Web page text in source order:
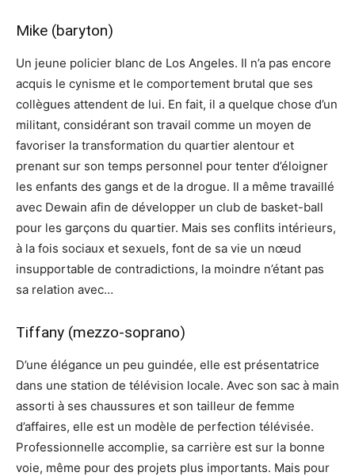
Mike (baryton)
Un jeune policier blanc de Los Angeles. Il n’a pas encore
acquis le cynisme et le comportement brutal que ses
collègues attendent de lui. En fait, il a quelque chose d’un
militant, considérant son travail comme un moyen de
favoriser la transformation du quartier alentour et
prenant sur son temps personnel pour tenter d’éloigner
les enfants des gangs et de la drogue. Il a même travaillé
avec Dewain afin de développer un club de basket-ball
pour les garçons du quartier. Mais ses conflits intérieurs,
à la fois sociaux et sexuels, font de sa vie un nœud
insupportable de contradictions, la moindre n’étant pas
sa relation avec…
Tiffany (mezzo-soprano)
D’une élégance un peu guindée, elle est présentatrice
dans une station de télévision locale. Avec son sac à main
assorti à ses chaussures et son tailleur de femme
d’affaires, elle est un modèle de perfection télévisée.
Professionnelle accomplie, sa carrière est sur la bonne
voie, même pour des projets plus importants. Mais pour